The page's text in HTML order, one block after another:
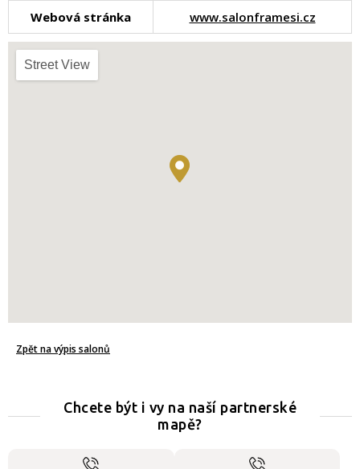
Webová stránka www.salonframesi.cz
Street View
Zpět na výpis salonů
Chcete být i vy na naší partnerské
mapě?